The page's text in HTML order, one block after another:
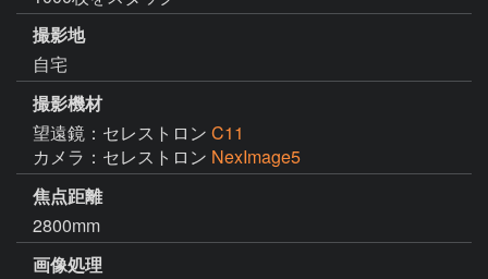
撮影地
自宅
撮影機材
望遠鏡：セレストロン C11
カメラ：セレストロン NexImage5
焦点距離
2800mm
画像処理